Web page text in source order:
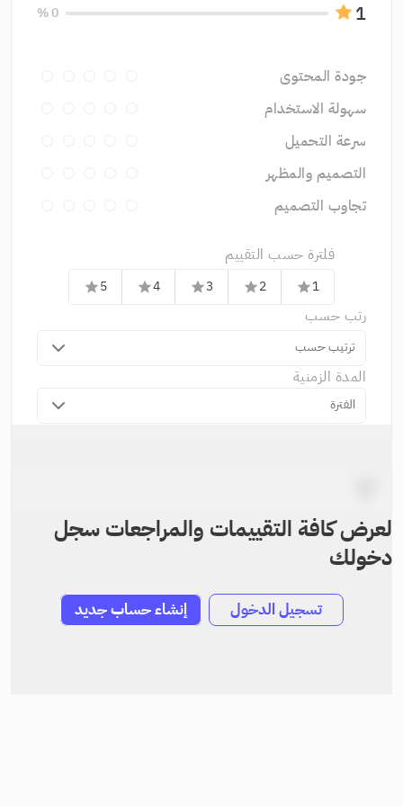
1
0 %
جودة المحتوى
سهولة الاستخدام
سرعة التحميل
التصميم والمظهر
تجاوب التصميم
فلترة حسب التقييم
1
star
2
star
3
star
4
star
5
star
رتب حسب
ترتيب حسب
المدة الزمنية
الفترة
لعرض كافة التقييمات والمراجعات سجل
دخولك
تسجيل الدخول إنشاء حساب جديد